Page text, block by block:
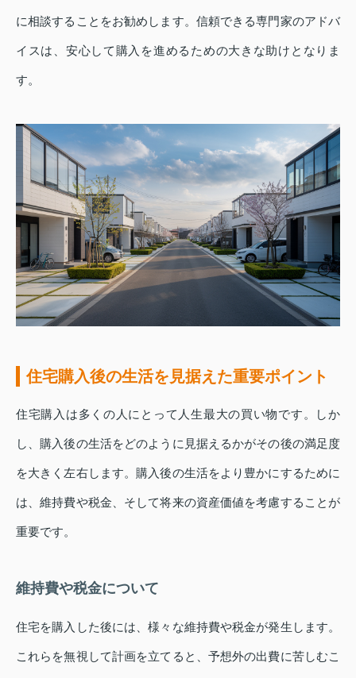
に相談することをお勧めします。信頼できる専門家のアドバ
イスは、安心して購入を進めるための大きな助けとなりま
す。
住宅購入後の生活を見据えた重要ポイント
住宅購入は多くの人にとって人生最大の買い物です。しか
し、購入後の生活をどのように見据えるかがその後の満足度
を大きく左右します。購入後の生活をより豊かにするために
は、維持費や税金、そして将来の資産価値を考慮することが
重要です。
維持費や税金について
住宅を購入した後には、様々な維持費や税金が発生します。
これらを無視して計画を立てると、予想外の出費に苦しむこ